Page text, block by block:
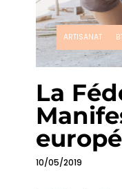
ARTISANAT
La
10/05/2019